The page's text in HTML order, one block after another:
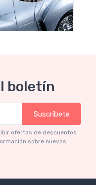
Silver Press
boletín
Suscríbete
ofertas de descuentos
sobre nuevos